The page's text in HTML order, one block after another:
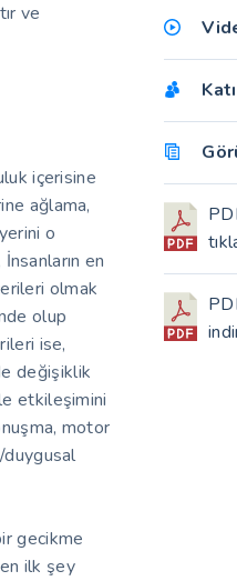
ve
içerisine
ağlama,
o
en
olmak
olup
ise,
değişiklik
etkileşimini
motor
gecikme
ilk şey